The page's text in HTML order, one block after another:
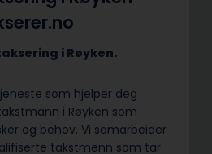
i Røyken.
som hjelper deg
i Røyken som
og behov. Vi samarbeider
takstmenn som tar